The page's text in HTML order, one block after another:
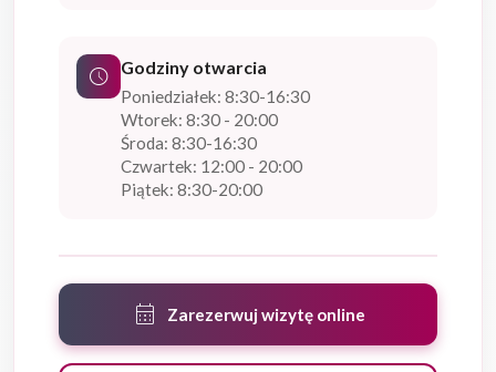
schedule Godziny otwarcia
Poniedziałek: 8:30-16:30
Wtorek: 8:30 - 20:00
Środa: 8:30-16:30
Czwartek: 12:00 - 20:00
Piątek: 8:30-20:00
calendar_month Zarezerwuj wizytę online